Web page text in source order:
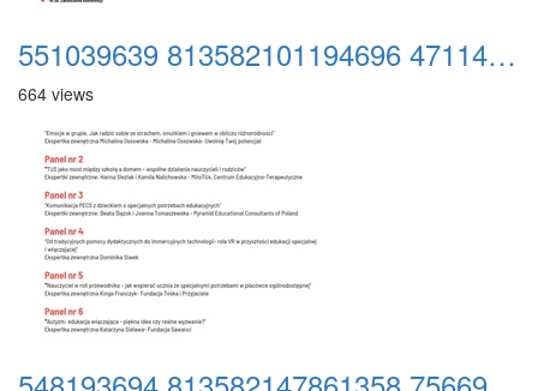
551039639 813582101194696 4711431424736243844 n
664 views